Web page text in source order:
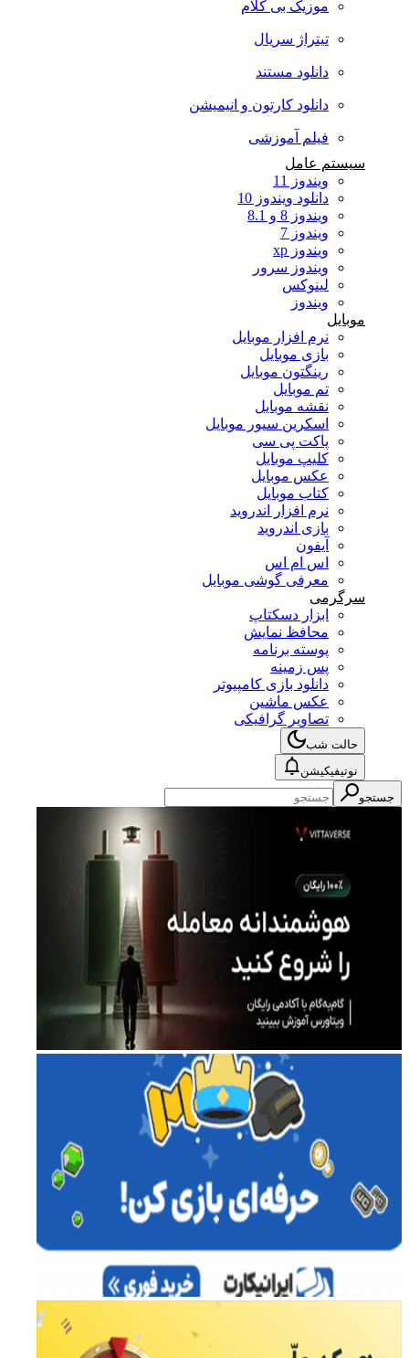
موزیک بی کلام
تیتراژ سریال
دانلود مستند
دانلود کارتون و انیمیشن
فیلم آموزشی
سیستم عامل
ویندوز 11
دانلود ویندوز 10
ویندوز 8 و 8.1
ویندوز 7
ویندوز xp
ویندوز سرور
لینوکس
ویندوز
موبایل
نرم افزار موبایل
بازی موبایل
رینگتون موبایل
تم موبایل
نقشه موبایل
اسکرین سیور موبایل
پاکت پی سی
کلیپ موبایل
عکس موبایل
کتاب موبایل
نرم افزار اندروید
بازی اندروید
آیفون
اس ام اس
معرفی گوشی موبایل
سرگرمی
ابزار دسکتاپ
محافظ نمایش
پوسته برنامه
پس زمینه
دانلود بازی کامپیوتر
عکس ماشین
تصاویر گرافیکی
حالت شب
نوتیفیکیشن
جستجو